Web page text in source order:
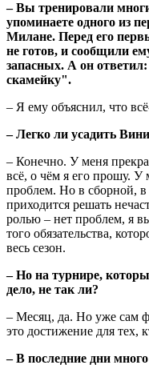
– Вы тренировали
упоминаете одного из
Милане. Перед его
не готов, и сообщили
запасных. А он
скамейку".
– Я ему объяснил, что
– Легко ли усадить
– Конечно. У меня
всё, о чём я его прошу. У
проблем. Но в сборной, в
приходится решать
ролью – нет проблем, я
того обязательства,
весь сезон.
– Но на турнире,
дело, не так ли?
– Месяц, да. Но уже сам
это достижение для тех,
– В последние дни